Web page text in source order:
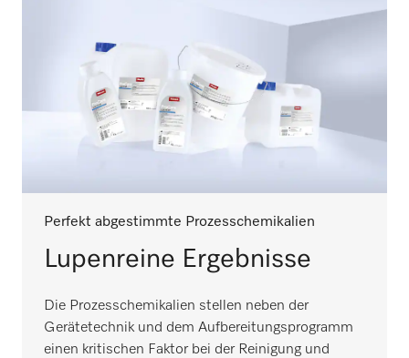
Perfekt abgestimmte Prozesschemikalien
Lupenreine Ergebnisse
Die Prozesschemikalien stellen neben der
Gerätetechnik und dem Aufbereitungsprogramm
einen kritischen Faktor bei der Reinigung und